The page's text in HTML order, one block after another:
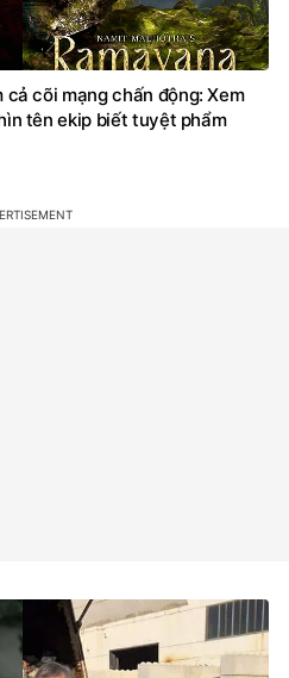
cả cõi mạng chấn động: Xem
tên ekip biết tuyệt phẩm